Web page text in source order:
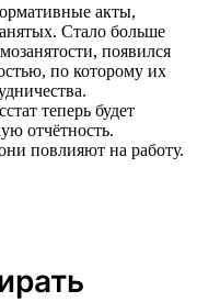
акты,
Стало больше
появился
по которому их
теперь будет
отчётность.
повлияют на работу.